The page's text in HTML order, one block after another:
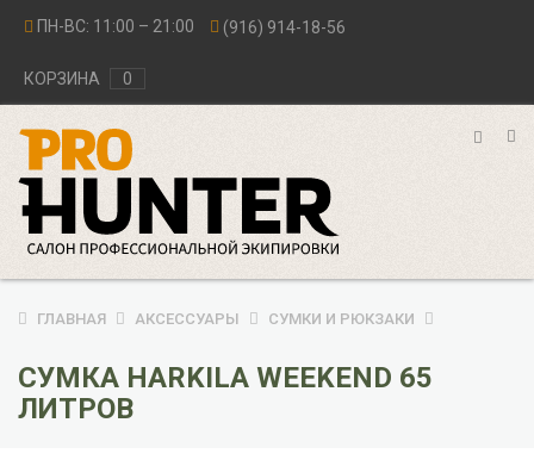
ПН-ВС: 11:00 – 21:00 (916) 914-18-56
КОРЗИНА 0
ГЛАВНАЯ АКСЕССУАРЫ СУМКИ И РЮКЗАКИ
СУМКА HARKILA WEEKEND 65
ЛИТРОВ